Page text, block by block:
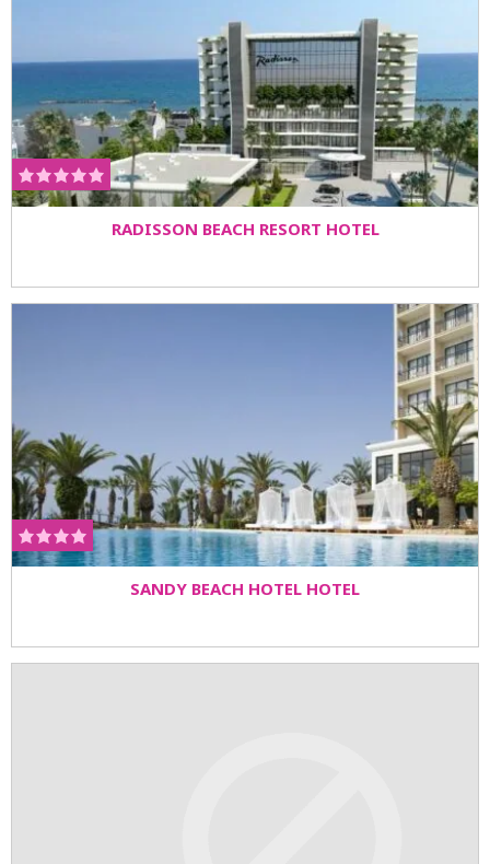
RADISSON BEACH RESORT HOTEL
SANDY BEACH HOTEL HOTEL